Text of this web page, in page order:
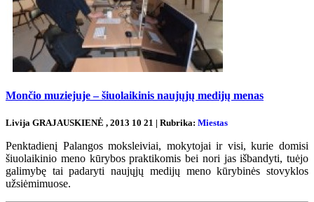
Mončio muziejuje – šiuolaikinis naujųjų medijų menas
Livija GRAJAUSKIENĖ , 2013 10 21 | Rubrika: Miestas
Penktadienį Palangos moksleiviai, mokytojai ir visi, kurie domisi
šiuolaikinio meno kūrybos praktikomis bei nori jas išbandyti, tuėjo
galimybę tai padaryti naujųjų medijų meno kūrybinės stovyklos
užsiėmimuose.